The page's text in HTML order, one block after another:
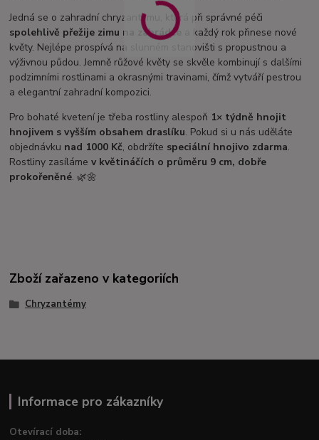
Jedná se o zahradní chryzantému, která při správné péči
spolehlivě přežije zimu na zahrádce
a každý rok přinese nové
květy. Nejlépe prospívá na slunném stanovišti s propustnou a
výživnou půdou. Jemně růžové květy se skvěle kombinují s dalšími
podzimními rostlinami a okrasnými travinami, čímž vytváří pestrou
a elegantní zahradní kompozici.
Pro bohaté kvetení je třeba rostliny alespoň 1× týdně hnojit
hnojivem s vyšším obsahem draslíku. Pokud si u nás uděláte
objednávku nad 1000 Kč, obdržíte speciální hnojivo zdarma.
Rostliny zasílámev květináčích o průměru 9 cm, dobře
prokořeněné. 🌿🌼
Zboží zařazeno v kategoriích
Chryzantémy
Informace pro zákazníky
Otevírací doba: